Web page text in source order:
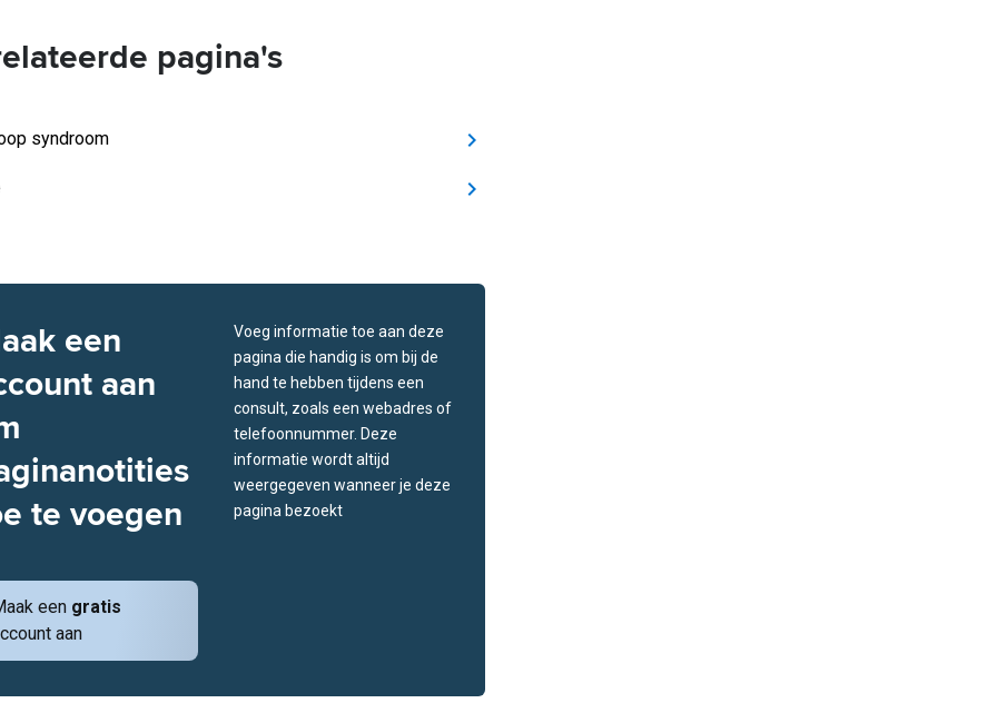
pagina's
syndroom
een
aan
te voegen
een gratis
aan
Voeg informatie toe aan deze
pagina die handig is om bij de
hand te hebben tijdens een
consult, zoals een webadres of
telefoonnummer. Deze
informatie wordt altijd
weergegeven wanneer je deze
pagina bezoekt